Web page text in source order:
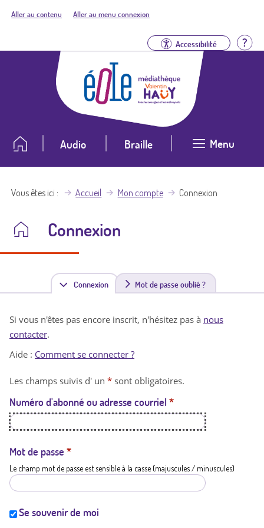
Aller au contenu Aller au menu connexion
Accessibilité
Audio Braille Menu
Vous êtes ici Accueil Mon compte Connexion
Connexion
Connexion(
n
t
a
t
i
Mot de passe oublié ?
Si vous n'êtes pas encore inscrit, n'hésitez pas à nous
contacter.
Aide : Comment se connecter ?
Les champs suivis d' un * sont obligatoires.
Numéro d'abonné ou adresse courriel *
Mot de passe *
Le champ mot de passe est sensible à la casse (majuscules / minuscules)
Se souvenir de moi